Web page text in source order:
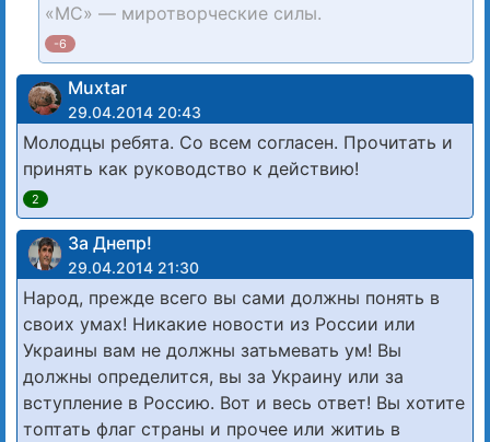
«МС» — миротворческие силы.
-6
Muxtar
29.04.2014 20:43
Молодцы ребята. Со всем согласен. Прочитать и
принять как руководство к действию!
2
За Днепр!
29.04.2014 21:30
Народ, прежде всего вы сами должны понять в
своих умах! Никакие новости из России или
Украины вам не должны затьмевать ум! Вы
должны определится, вы за Украину или за
вступление в Россию. Вот и весь ответ! Вы хотите
топтать флаг страны и прочее или житиь в